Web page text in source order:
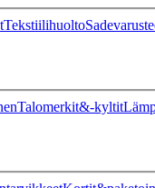
Tekstiilihuolto
Talomerkit&-kyltit